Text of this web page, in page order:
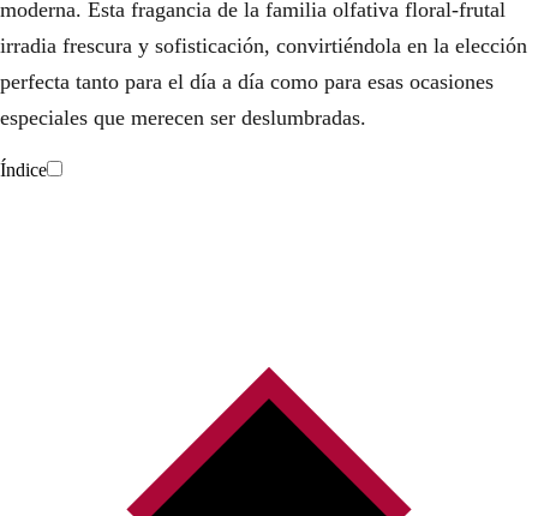
moderna. Esta fragancia de la familia olfativa floral-frutal
irradia frescura y sofisticación, convirtiéndola en la elección
perfecta tanto para el día a día como para esas ocasiones
especiales que merecen ser deslumbradas.
Índice